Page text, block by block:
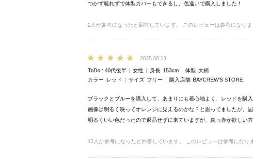
つかず離れずで体型カバーもできるし、色違いで購入しました！
2 人が参考になったと回答しています。 このレビューは参考になりま
2025.08.13
ToDo 40代後半 女性 身長 153cm 体型 大柄
カラー レッド サイズ フリー 購入店舗 BAYCREW’S STORE
ブラックとブルーを購入して、あまりにも着心地よく、レッドを購入
画像は明るく映ってオレンジに見えるのかな？と思ってましたが、
明るくいい色だったので返品せずに来ていますが、真っ赤が欲しい方
12 人が参考になったと回答しています。 このレビューは参考になり